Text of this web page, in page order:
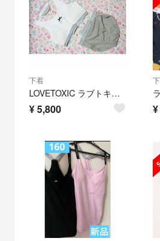
下着
LOVETOXIC ラブトキシック ブラショーツセット 165 小学生中学生
¥5,800 ¥